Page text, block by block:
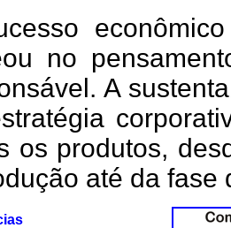
no
A
os produtos,
até da fase